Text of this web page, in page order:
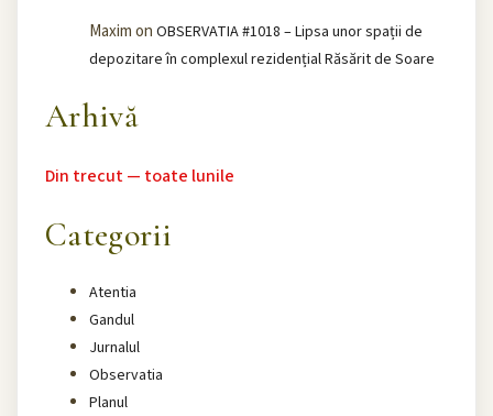
Maximon OBSERVATIA #1018 – Lipsa unor spații de
depozitare în complexul rezidențial Răsărit de Soare
Arhivă
Din trecut — toate lunile
Categorii
Atentia
Gandul
Jurnalul
Observatia
Planul